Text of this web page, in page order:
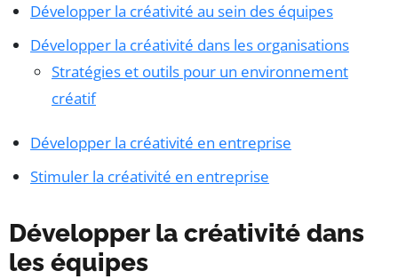
Développer la créativité au sein des équipes
Développer la créativité dans les organisations
Stratégies et outils pour un environnement
créatif
Développer la créativité en entreprise
Stimuler la créativité en entreprise
Développer la créativité dans
les équipes